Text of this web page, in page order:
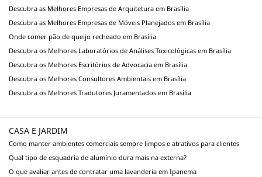
Descubra as Melhores Empresas de Arquitetura em Brasília
Descubra as Melhores Empresas de Móveis Planejados em Brasília
Onde comer pão de queijo recheado em Brasília
Descubra os Melhores Laboratórios de Análises Toxicológicas em Brasília
Descubra os Melhores Escritórios de Advocacia em Brasília
Descubra os Melhores Consultores Ambientais em Brasília
Descubra os Melhores Tradutores Juramentados em Brasília
CASA E JARDIM
Como manter ambientes comerciais sempre limpos e atrativos para clientes
Qual tipo de esquadria de alumínio dura mais na externa?
O que avaliar antes de contratar uma lavanderia em Ipanema